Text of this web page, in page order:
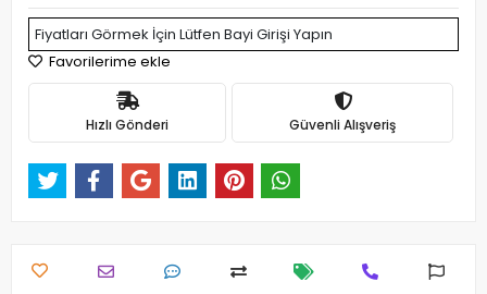
Fiyatları Görmek İçin Lütfen Bayi Girişi Yapın
Favorilerime ekle
Hızlı Gönderi Güvenli Alışveriş